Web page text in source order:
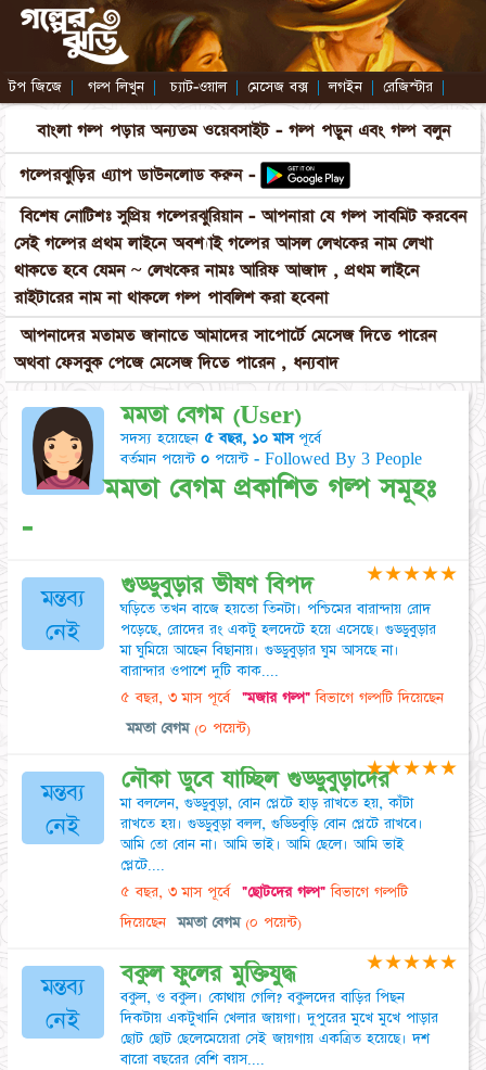
টপ জিজে | গল্প লিখুন | চ্যাট-ওয়াল | মেসেজ বক্স | লগইন | রেজিস্টার |
বাংলা গল্প পড়ার অন্যতম ওয়েবসাইট - গল্প পড়ুন এবং গল্প বলুন
গল্পেরঝুড়ির এ্যাপ ডাউনলোড করুন -
বিশেষ নোটিশঃ সুপ্রিয় গল্পেরঝুরিয়ান - আপনারা যে গল্প সাবমিট করবেন
সেই গল্পের প্রথম লাইনে অবশ্যাই গল্পের আসল লেখকের নাম লেখা
থাকতে হবে যেমন ~ লেখকের নামঃ আরিফ আজাদ , প্রথম লাইনে
রাইটারের নাম না থাকলে গল্প পাবলিশ করা হবেনা
আপনাদের মতামত জানাতে আমাদের সাপোর্টে মেসেজ দিতে পারেন
অথবা ফেসবুক পেজে মেসেজ দিতে পারেন , ধন্যবাদ
মমতা বেগম (User)
সদস্য হয়েছেন ৫ বছর, ১০ মাসপূর্বে
বর্তমান পয়েন্ট ০পয়েন্ট - Followed By 3 People
মমতা বেগম প্রকাশিত গল্প সমূহঃ
-
মন্তব্য
নেই
গুড্ডুবুড়ার ভীষণ বিপদ
ঘড়িতে তখন বাজে হয়তো তিনটা। পশ্চিমের বারান্দায় রোদ
পড়েছে, রোদের রং একটু হলদেটে হয়ে এসেছে। গুড্ডুবুড়ার
মা ঘুমিয়ে আছেন বিছানায়। গুড্ডুবুড়ার ঘুম আসছে না।
বারান্দার ওপাশে দুটি কাক....
৫ বছর, ৩ মাস পূর্বে "মজার গল্প"বিভাগে গল্পটি দিয়েছেন
মমতা বেগম(০ পয়েন্ট)
★★★★★
মন্তব্য
নেই
নৌকা ডুবে যাচ্ছিল গুড্ডুবুড়াদের
মা বললেন, গুড্ডুবুড়া, বোন প্লেটে হাড় রাখতে হয়, কাঁটা
রাখতে হয়। গুড্ডুবুড়া বলল, গুড্ডিবুড়ি বোন প্লেটে রাখবে।
আমি তো বোন না। আমি ভাই। আমি ছেলে। আমি ভাই
প্লেটে....
৫ বছর, ৩ মাস পূর্বে "ছোটদের গল্প"বিভাগে গল্পটি
দিয়েছেন
মমতা বেগম(০ পয়েন্ট)
★★★★★
মন্তব্য
নেই
বকুল ফুলের মুক্তিযুদ্ধ
বকুল, ও বকুল। কোথায় গেলি? বকুলদের বাড়ির পিছন
দিকটায় একটুখানি খেলার জায়গা। দুপুরের মুখে মুখে পাড়ার
ছোট ছোট ছেলেমেয়েরা সেই জায়গায় একত্রিত হয়েছে। দশ
বারো বছরের বেশি বয়স....
★★★★★